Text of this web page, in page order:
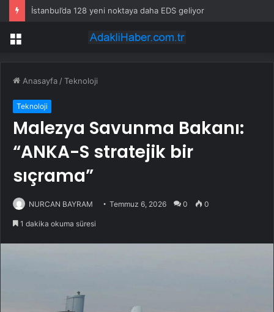
İstanbul’da 128 yeni noktaya daha EDS geliyor
Menü
Anasayfa /Teknoloji
Teknoloji
Malezya Savunma Bakanı:
“ANKA-S stratejik bir
sıçrama”
NURCAN BAYRAM Temmuz 6, 2026 0 0
1 dakika okuma süresi